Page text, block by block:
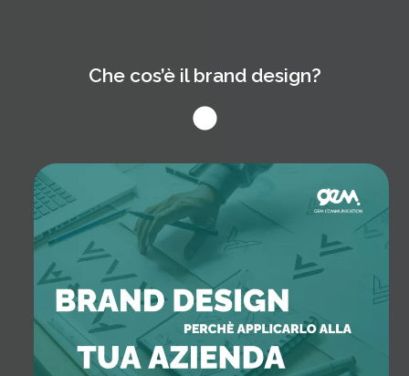
Che cos’è il brand design?